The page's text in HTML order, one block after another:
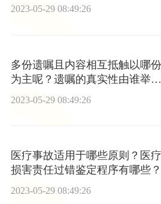
式是什么？
2023-05-29 08:49:26
多份遗嘱且内容相互抵触以哪份
为主呢？遗嘱的真实性由谁举证
2023-05-29 08:49:26
医疗事故适用于哪些原则？医疗
损害责任过错鉴定程序有哪些？
2023-05-29 08:49:26